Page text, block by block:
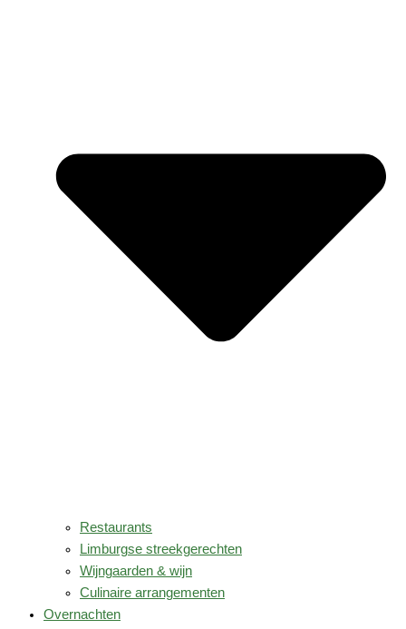
Restaurants
Limburgse streekgerechten
Wijngaarden & wijn
Culinaire arrangementen
Overnachten